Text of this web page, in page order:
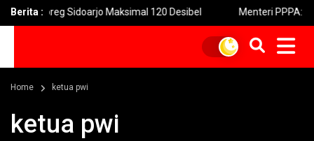
Berita :
Sidoarjo Maksimal 120 Desibel Menteri PPPA: Festival
Home ketua pwi
ketua pwi